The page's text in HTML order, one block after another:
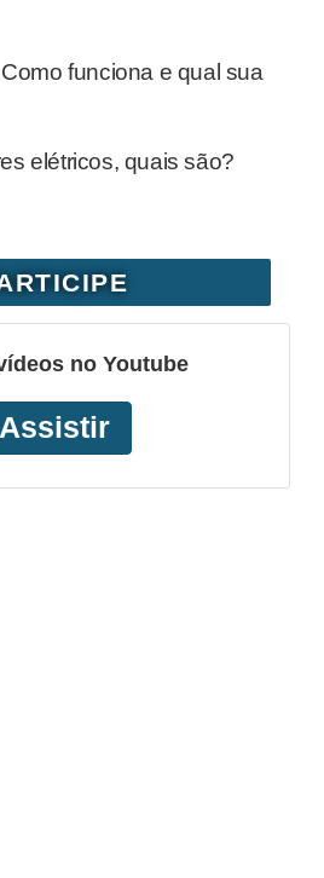
funciona e qual sua
elétricos, quais são?
no Youtube
Assistir